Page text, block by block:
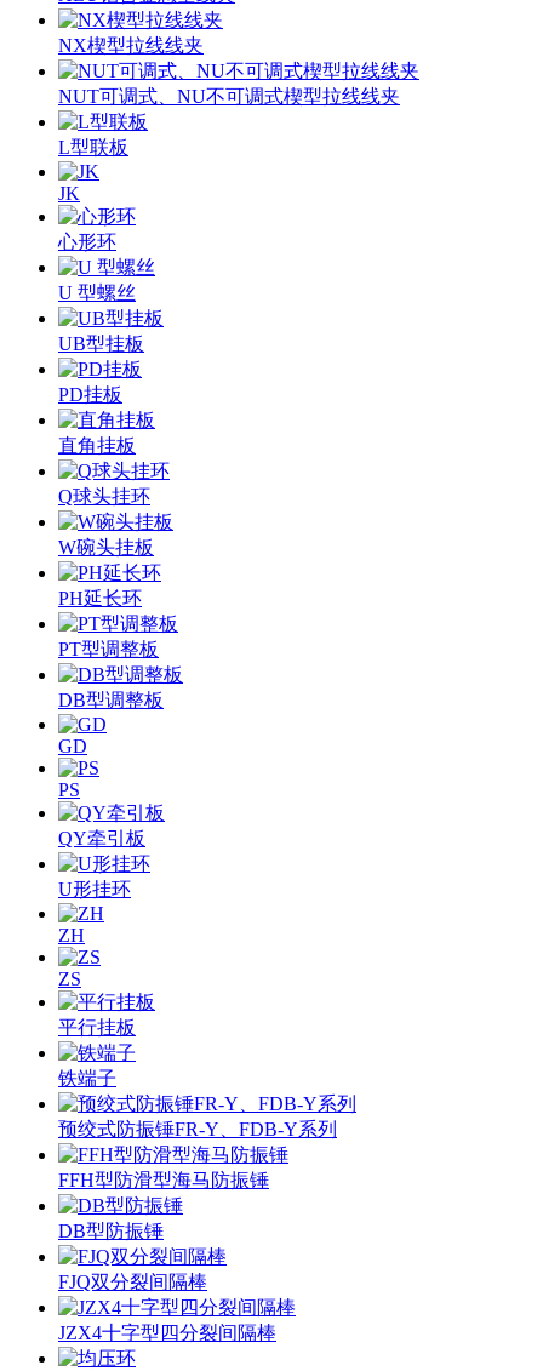
NX楔型拉线线夹
NUT可调式、NU不可调式楔型拉线线夹
L型联板
JK
心形环
U 型螺丝
UB型挂板
PD挂板
直角挂板
Q球头挂环
W碗头挂板
PH延长环
PT型调整板
DB型调整板
GD
PS
QY牵引板
U形挂环
ZH
ZS
平行挂板
铁端子
预绞式防振锤FR-Y、FDB-Y系列
FFH型防滑型海马防振锤
DB型防振锤
FJQ双分裂间隔棒
JZX4十字型四分裂间隔棒